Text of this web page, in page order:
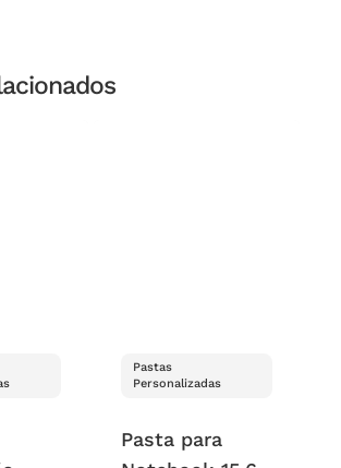
Pastas
Personalizadas
Pasta para